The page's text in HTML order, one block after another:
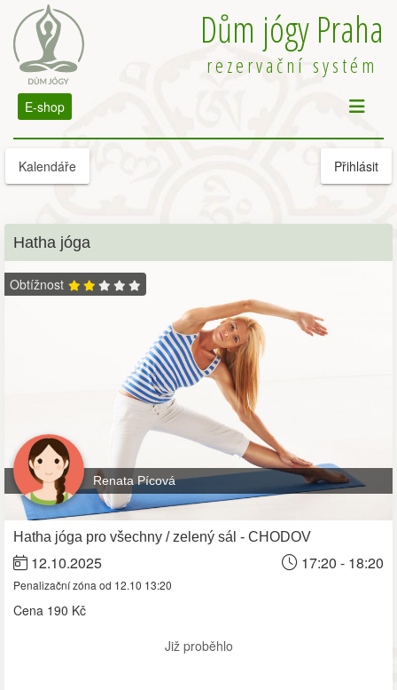
Dům jógy Praha
rezervační systém
E-shop
Kalendáře Přihlásit
Hatha jóga
Obtížnost
Renata Pícová
Hatha jóga pro všechny / zelený sál - CHODOV
12.10.2025 17:20 - 18:20
Penalizační zóna od 12.10 13:20
Cena 190 Kč
Již proběhlo